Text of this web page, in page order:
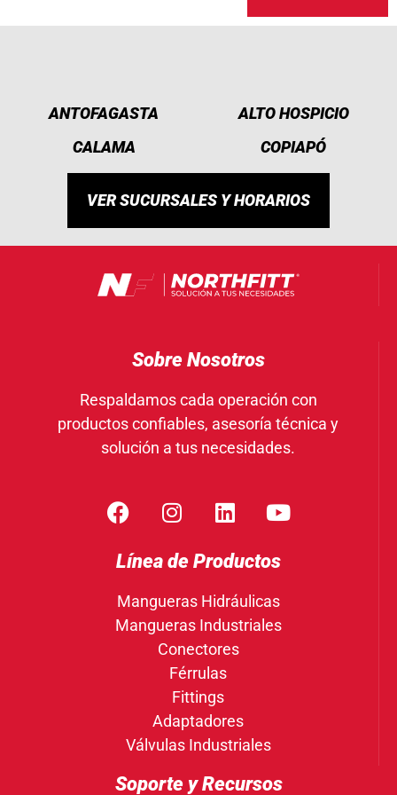
ANTOFAGASTA
ALTO HOSPICIO
CALAMA
COPIAPÓ
VER SUCURSALES Y HORARIOS
Sobre Nosotros
Respaldamos cada operación con
productos confiables, asesoría técnica y
solución a tus necesidades.
Línea de Productos
Mangueras Hidráulicas
Mangueras Industriales
Conectores
Férrulas
Fittings
Adaptadores
Válvulas Industriales
Soporte y Recursos